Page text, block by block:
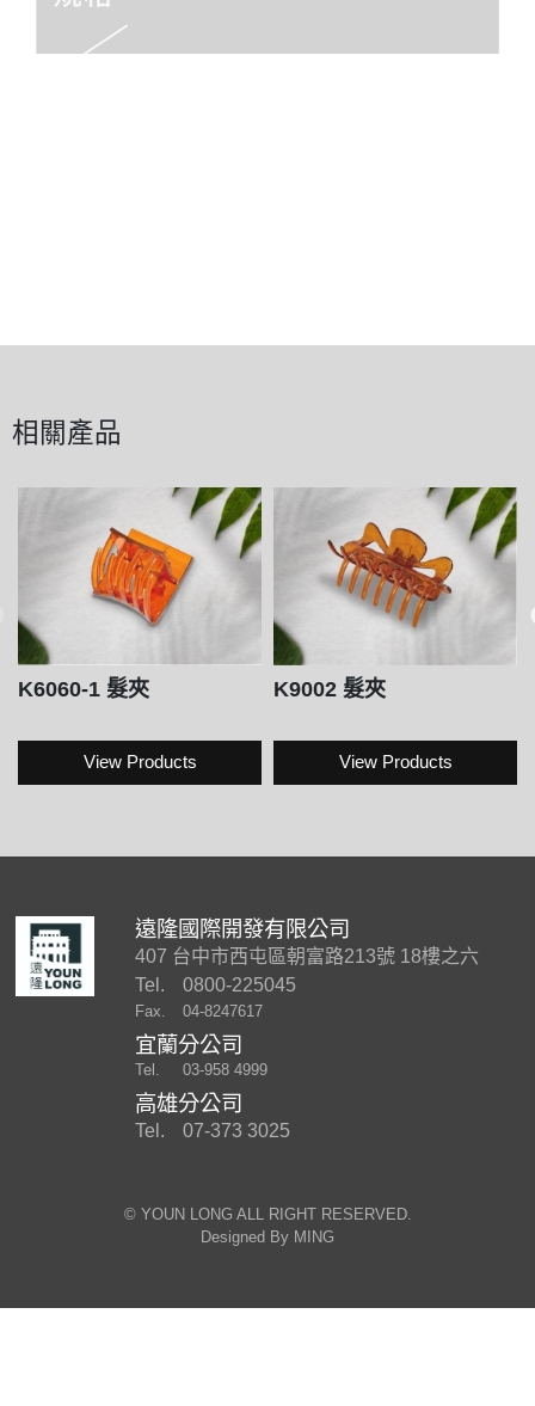
相關產品
K6060-1 髮夾
View Products
K9002 髮夾
View Products
遠隆國際開發有限公司
407 台中市西屯區朝富路213號 18樓之六
Tel.
0800-225045
Fax. 04-8247617
宜蘭分公司
Tel. 03-958 4999
高雄分公司
Tel. 07-373 3025
©︎ YOUN LONG ALL RIGHT RESERVED.
Designed By MING